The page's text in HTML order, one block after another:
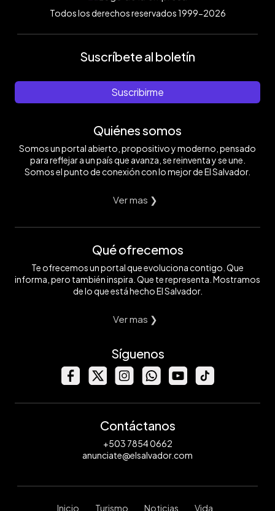
Todos los derechos reservados 1999-2026
Suscríbete al boletín
Suscribirme
Quiénes somos
Somos un portal abierto, propositivo y moderno, pensado
para reflejar a un país que avanza, se reinventa y se une.
Somos el punto de conexión con lo mejor de El Salvador.
Ver mas ❯
Qué ofrecemos
Te ofrecemos un portal que evoluciona contigo. Que
informa, pero también inspira. Que te representa. Mostramos
de lo que está hecho El Salvador.
Ver mas ❯
Síguenos
Contáctanos
+503 7854 0662
anunciate@elsalvador.com
Inicio Turismo Noticias Vida